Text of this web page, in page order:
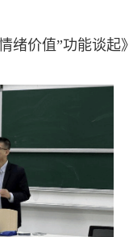
绪价值”功能谈起》